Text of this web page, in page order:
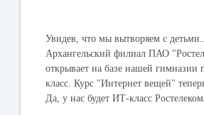
Увидев, что мы вытворяем с детьми...
Архангельский филиал ПАО
открывает на базе нашей
класс. Курс "Интернет вещей"
Да, у нас будет ИТ-класс